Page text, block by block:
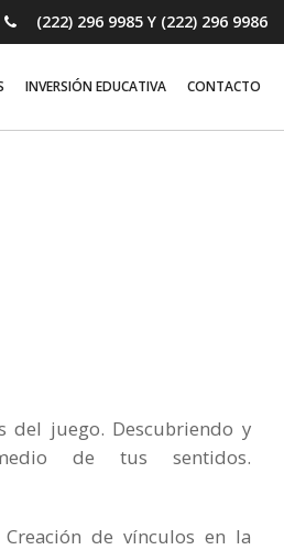
(222) 296 9985 Y (222) 296 9986
INVERSIÓN EDUCATIVA CONTACTO
del juego. Descubriendo y
de tus sentidos.
de vínculos en la